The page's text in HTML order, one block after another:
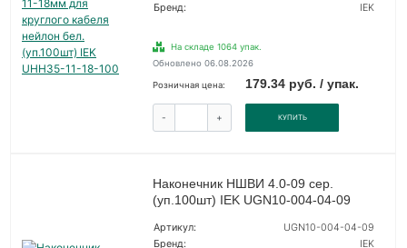
Бренд:
IEK
На складе 1064 упак.
Обновлено 06.08.2026
Розничная цена: 179.34 руб. / упак.
- + КУПИТЬ
Наконечник НШВИ 4.0-09 сер.
(уп.100шт) IEK UGN10-004-04-09
Артикул:
UGN10-004-04-09
Бренд:
IEK